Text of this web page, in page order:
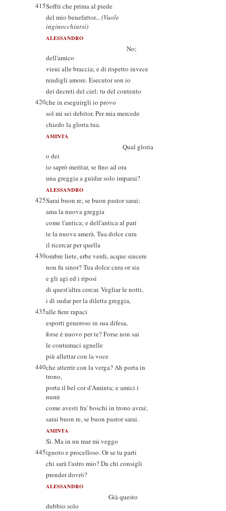
415Soffri che prima al piede
del mio benefattor...(Vuole
inginocchiarsi)
ALESSANDRO
No;
dell'amico
vieni alle braccia; e di rispetto invece
rendigli amore. Esecutor son io
dei decreti del ciel; tu del contento
420che in eseguirgli io provo
sol mi sei debitor. Per mia mercede
chiedo la gloria tua.
AMINTA
Qual gloria
o dei
io saprò meritar, se fino ad ora
una greggia a guidar solo imparai?
ALESSANDRO
425Sarai buon re, se buon pastor sarai;
ama la nuova greggia
come l'antica; e dell'antica al pari
te la nuova amerà. Tua dolce cura
il ricercar per quella
430ombre liete, erbe verdi, acque sincere
non fu sinor? Tua dolce cura or sia
e gli agi ed i riposi
di quest'altra cercar. Vegliar le notti,
i dì sudar per la diletta greggia,
435alle fiere rapaci
esporti generoso in sua difesa,
forse è nuovo per te? Forse non sai
le contumaci agnelle
più allettar con la voce
440che atterrir con la verga? Ah porta in
trono,
porta il bel cor d'Aminta; e amici i
numi
come avesti fra' boschi in trono avrai;
sarai buon re, se buon pastor sarai.
AMINTA
Sì. Ma in un mar mi veggo
445ignoto e procelloso. Or se tu parti
chi sarà l'astro mio? Da chi consigli
prender dovrò?
ALESSANDRO
Già questo
dubbio solo